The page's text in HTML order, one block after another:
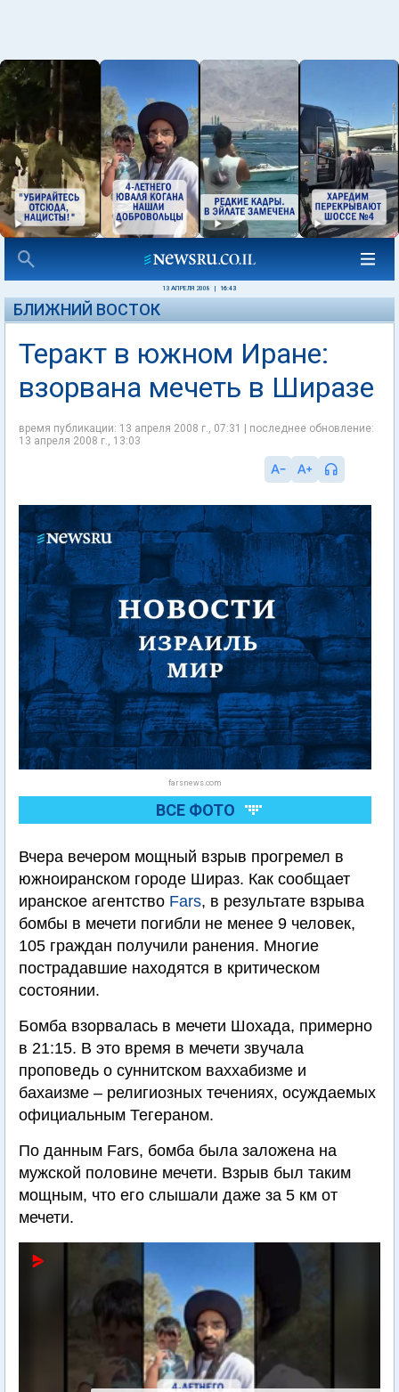
13 АПРЕЛЯ 2008 16:43
БЛИЖНИЙ ВОСТОК
Теракт в южном Иране:
взорвана мечеть в Ширазе
время публикации: 13 апреля 2008 г., 07:31 | последнее обновление:
13 апреля 2008 г., 13:03
farsnews.com
ВСЕ ФОТО
Вчера вечером мощный взрыв прогремел в
южноиранском городе Шираз. Как сообщает
иранское агентство Fars, в результате взрыва
бомбы в мечети погибли не менее 9 человек,
105 граждан получили ранения. Многие
пострадавшие находятся в критическом
состоянии.
Бомба взорвалась в мечети Шохада, примерно
в 21:15. В это время в мечети звучала
проповедь о суннитском ваххабизме и
бахаизме – религиозных течениях, осуждаемых
официальным Тегераном.
По данным Fars, бомба была заложена на
мужской половине мечети. Взрыв был таким
мощным, что его слышали даже за 5 км от
мечети.